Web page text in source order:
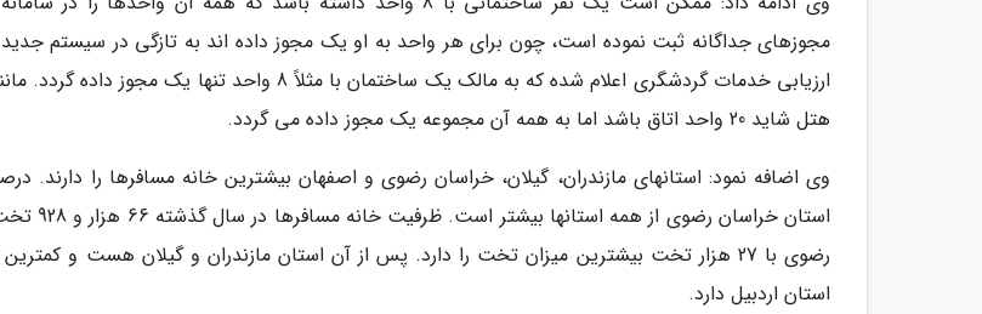
مجوزهای جداگانه ثبت نموده است، چون برای هر واحد به او یک مجوز داده اند به تازگی در سیستم جدید
ارزیابی خدمات گردشگری اعلام شده که به مالک یک ساختمان با مثلاً 8 واحد
هتل شاید 20 واحد اتاق باشد اما به همه آن مجموعه یک مجوز داده می گردد.
وی اضافه نمود: استانهای مازندران، گیلان، خراسان رضوی و اصفهان بیشترین خانه مسافرها را دارند.
استان خراسان
رضوی با 27 هزار تخت بیشترین میزان تخت را دارد. پس از آن استان مازندران و گیلان هست و
استان اردبیل دارد.